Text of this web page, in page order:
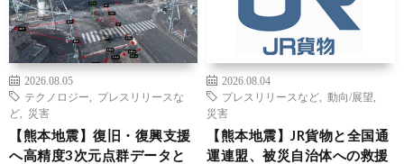
2026.08.05
テクノロジー
プレスリリースな
ど
災害
【熊本地震】復旧・復興支援
へ高精度3次元点群データと
2026.08.04
プレスリリースなど
動向/展望
災害
【熊本地震】JR貨物と全国通
運連盟、被災自治体への救援